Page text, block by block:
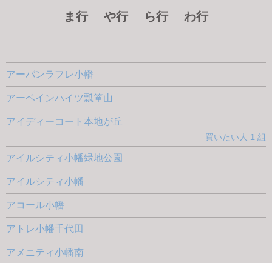
ま行
や行 ら行 わ行
アーバンラフレ小幡
アーベインハイツ瓢箪山
アイディーコート本地が丘
買いたい人 1 組
アイルシティ小幡緑地公園
アイルシティ小幡
アコール小幡
アトレ小幡千代田
アメニティ小幡南